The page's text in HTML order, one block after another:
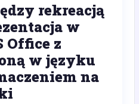
rekreacją
w
Office z
w języku
na